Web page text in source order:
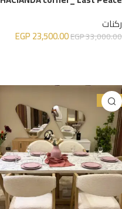
ركنات
EGP33,000.00
EGP23,500.00
-23%